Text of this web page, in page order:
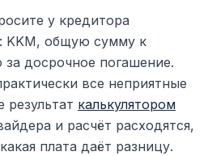
у кредитора
KKM, общую сумму к
досрочное погашение.
все неприятные
калькулятором
и расчёт расходятся,
плата даёт разницу.